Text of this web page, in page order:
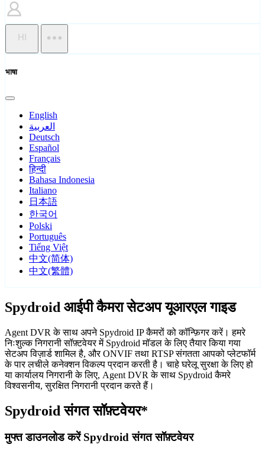
HI
भाषा
English
العربية
Deutsch
Español
Français
हिन्दी
Bahasa Indonesia
Italiano
日本語
한국어
Polski
Português
Tiếng Việt
中文(简体)
中文(繁體)
Spydroid आईपी कैमरा सेटअप यूआरएल गाइड
Agent DVR के साथ अपने Spydroid IP कैमरों को कॉन्फ़िगर करें। हमरे
निःशुल्क निगरानी सॉफ़्टवेयर में Spydroid मॉडल के लिए तैयार किया गया
सेटअप विज़ार्ड शामिल है, और ONVIF तथा RTSP संगतता आपको प्लेटफॉर्म
के पार लचीले कनेक्शन विकल्प प्रदान करती है। चाहे घरेलू सुरक्षा के लिए हो
या कार्यालय निगरानी के लिए, Agent DVR के साथ Spydroid कैमरे
विश्वसनीय, सुरक्षित निगरानी प्रदान करते हैं।
Spydroid संगत सॉफ़्टवेयर*
मुफ्त डाउनलोड करें Spydroid संगत सॉफ़्टवेयर